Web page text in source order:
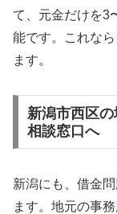
て、元金だけを3
能です。これな
ます。
新潟市西区
相談窓口へ
新潟にも、借金
ます。地元の事